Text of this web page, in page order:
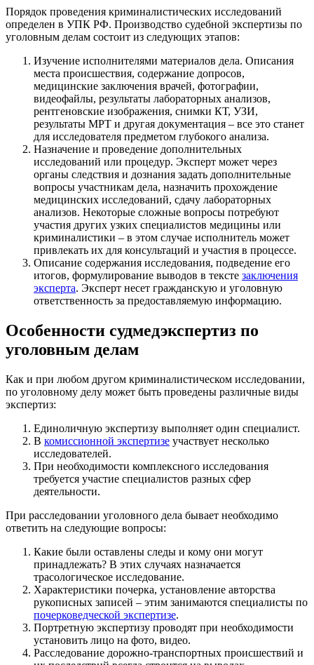
Порядок проведения криминалистических исследований
определен в УПК РФ. Производство судебной экспертизы по
уголовным делам состоит из следующих этапов:
Изучение исполнителями материалов дела. Описания
места происшествия, содержание допросов,
медицинские заключения врачей, фотографии,
видеофайлы, результаты лабораторных анализов,
рентгеновские изображения, снимки КТ, УЗИ,
результаты МРТ и другая документация – все это станет
для исследователя предметом глубокого анализа.
Назначение и проведение дополнительных
исследований или процедур. Эксперт может через
органы следствия и дознания задать дополнительные
вопросы участникам дела, назначить прохождение
медицинских исследований, сдачу лабораторных
анализов. Некоторые сложные вопросы потребуют
участия других узких специалистов медицины или
криминалистики – в этом случае исполнитель может
привлекать их для консультаций и участия в процессе.
Описание содержания исследования, подведение его
итогов, формулирование выводов в тексте заключения
эксперта. Эксперт несет гражданскую и уголовную
ответственность за предоставляемую информацию.
Особенности судмедэкспертиз по
уголовным делам
Как и при любом другом криминалистическом исследовании,
по уголовному делу может быть проведены различные виды
экспертиз:
Единоличную экспертизу выполняет один специалист.
В комиссионной экспертизе участвует несколько
исследователей.
При необходимости комплексного исследования
требуется участие специалистов разных сфер
деятельности.
При расследовании уголовного дела бывает необходимо
ответить на следующие вопросы:
Какие были оставлены следы и кому они могут
принадлежать? В этих случаях назначается
трасологическое исследование.
Характеристики почерка, установление авторства
рукописных записей – этим занимаются специалисты по
почерковедческой экспертизе.
Портретную экспертизу проводят при необходимости
установить лицо на фото, видео.
Расследование дорожно-транспортных происшествий и